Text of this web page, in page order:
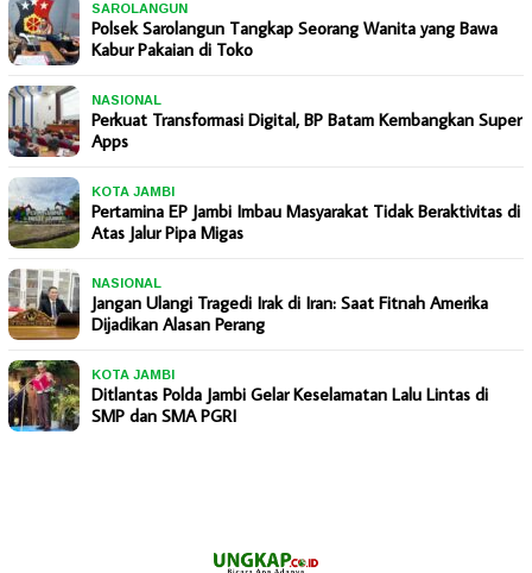
SAROLANGUN
Polsek Sarolangun Tangkap Seorang Wanita yang Bawa
Kabur Pakaian di Toko
NASIONAL
Perkuat Transformasi Digital, BP Batam Kembangkan Super
Apps
KOTA JAMBI
Pertamina EP Jambi Imbau Masyarakat Tidak Beraktivitas di
Atas Jalur Pipa Migas
NASIONAL
Jangan Ulangi Tragedi Irak di Iran: Saat Fitnah Amerika
Dijadikan Alasan Perang
KOTA JAMBI
Ditlantas Polda Jambi Gelar Keselamatan Lalu Lintas di
SMP dan SMA PGRI